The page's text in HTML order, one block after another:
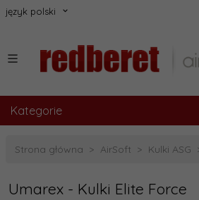
język polski
Kategorie
Strona główna AirSoft Kulki ASG
Umarex - Kulki Elite Force